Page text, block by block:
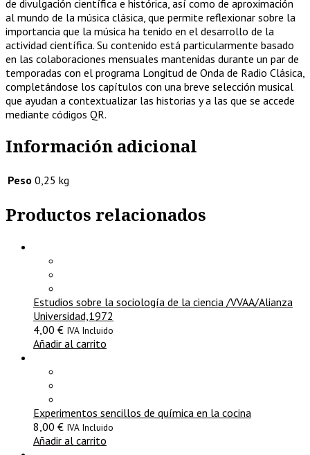
de divulgación científica e histórica, así como de aproximación
al mundo de la música clásica, que permite reflexionar sobre la
importancia que la música ha tenido en el desarrollo de la
actividad científica. Su contenido está particularmente basado
en las colaboraciones mensuales mantenidas durante un par de
temporadas con el programa Longitud de Onda de Radio Clásica,
completándose los capítulos con una breve selección musical
que ayudan a contextualizar las historias y a las que se accede
mediante códigos QR.
Información adicional
Peso 0,25 kg
Productos relacionados
Estudios sobre la sociología de la ciencia /VVAA/Alianza
Universidad,1972
4,00 € IVA Incluido
Añadir al carrito
Experimentos sencillos de química en la cocina
8,00 € IVA Incluido
Añadir al carrito